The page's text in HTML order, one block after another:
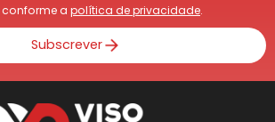
a política de privacidade.
Subscrever